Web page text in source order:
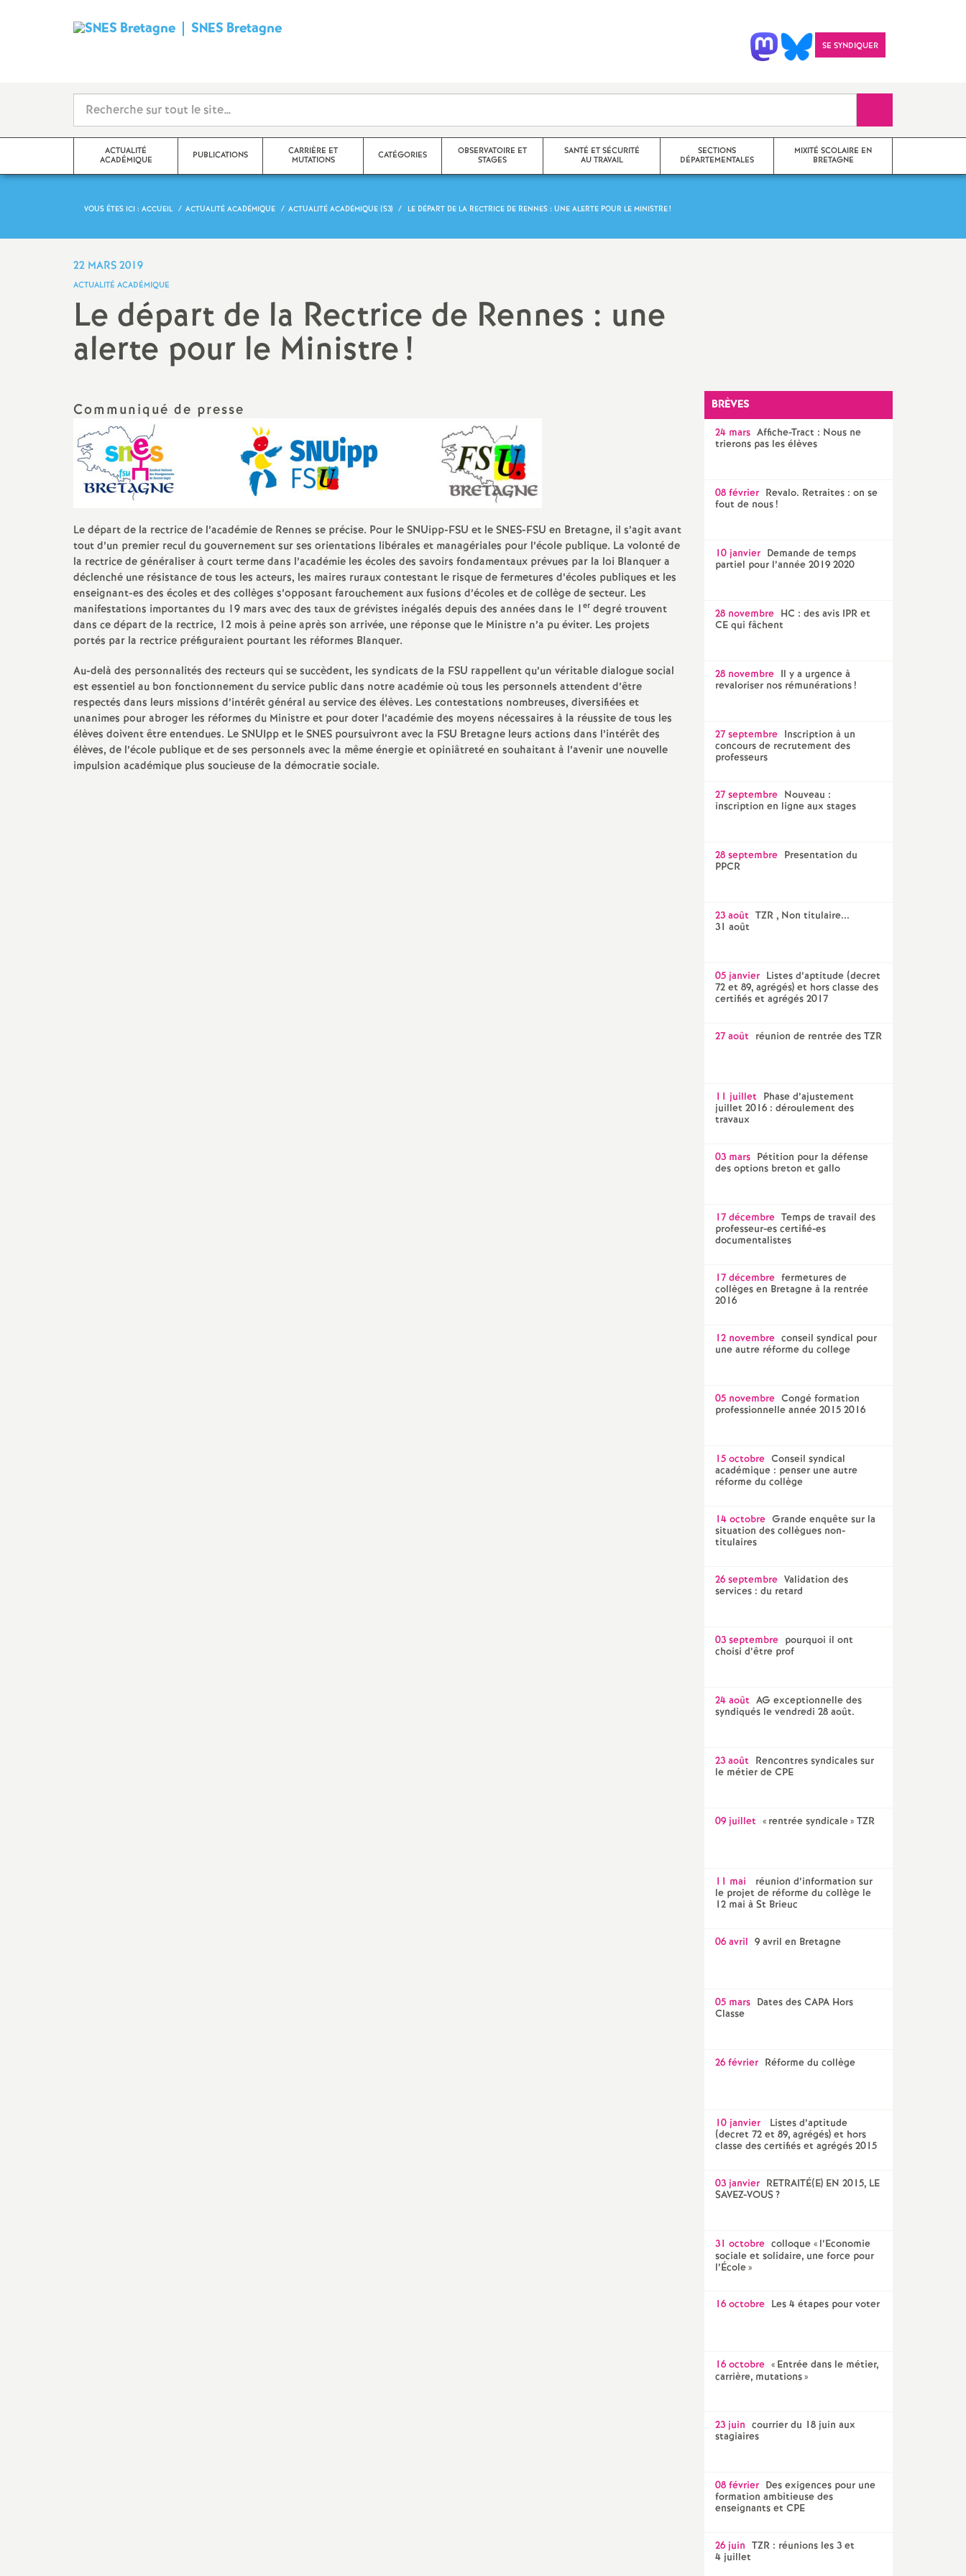
SNES BretagneS
d
i
c
N
a
i
o
n
a
l
d
e
s
E
n
SE SYNDIQUER
ACTUALITÉ
ACADÉMIQUE
Édito
Actualité académique (S3)
Lycée, bac, post bac
Adhésion
Actualité des départements
Contacter la section
académique (S3)
Retraite : la réforme de trop
Agir en CA
Lutte contre la
discrimination; Egalité
homme-femme
Congrès académique
Au BO et les circulaires
rectorales
Actions dans les
établissements
PUBLICATIONS
Archives 2023-2024
Archives 2022 2023
Archives 2021 2022
Archives 2019 2020
Archives 2017 2018
Archives 2016 -2017
Archives 2015 2016
Archives 2014 2015
Archives 2013 2014
Archives 2012 2013
Archive 2011 2012
CARRIÈRE ET
MUTATIONS
Classe exceptionnelle
Changement de corps (par
liste d’aptitude...)
Carrière
Fiches syndicales
CATÉGORIES
PsyEN
Stagiaires
AED, AESH
OBSERVATOIRE ET
STAGES
Langue régionale
SANTÉ ET SÉCURITÉ
AU TRAVAIL
SECTIONS
DÉPARTEMENTALES
MIXITÉ SCOLAIRE EN
BRETAGNE
VOUS ÊTES ICI : ACCUEIL ACTUALITÉ ACADÉMIQUE ACTUALITÉ ACADÉMIQUE (S3) LE DÉPART DE LA RECTRICE DE RENNES : UNE ALERTE POUR LE MINISTRE!
22 MARS 2019
ACTUALITÉ ACADÉMIQUE
Le départ de la Rectrice de Rennes : une
alerte pour le Ministre!
Communiqué de presse
Le départ de la rectrice de l’académie de Rennes se précise. Pour le SNUipp-FSU et le SNES-FSU en Bretagne, il s’agit avant
tout d’un premier recul du gouvernement sur ses orientations libérales et managériales pour l’école publique. La volonté de
la rectrice de généraliser à court terme dans l’académie les écoles des savoirs fondamentaux prévues par la loi Blanquer a
déclenché une résistance de tous les acteurs, les maires ruraux contestant le risque de fermetures d’écoles publiques et les
enseignant-es des écoles et des collèges s’opposant farouchement aux fusions d’écoles et de collège de secteur. Les
manifestations importantes du 19 mars avec des taux de grévistes inégalés depuis des années dans le 1er degré trouvent
dans ce départ de la rectrice, 12 mois à peine après son arrivée, une réponse que le Ministre n’a pu éviter. Les projets
portés par la rectrice préfiguraient pourtant les réformes Blanquer.
Au-delà des personnalités des recteurs qui se succèdent, les syndicats de la FSU rappellent qu’un véritable dialogue social
est essentiel au bon fonctionnement du service public dans notre académie où tous les personnels attendent d’être
respectés dans leurs missions d’intérêt général au service des élèves. Les contestations nombreuses, diversifiées et
unanimes pour abroger les réformes du Ministre et pour doter l’académie des moyens nécessaires à la réussite de tous les
élèves doivent être entendues. Le SNUIpp et le SNES poursuivront avec la FSU Bretagne leurs actions dans l’intérêt des
élèves, de l’école publique et de ses personnels avec la même énergie et opiniâtreté en souhaitant à l’avenir une nouvelle
impulsion académique plus soucieuse de la démocratie sociale.
BRÈVES
24 mars Affiche-Tract : Nous ne
trierons pas les élèves
08 février Revalo. Retraites : on se
fout de nous!
10 janvier Demande de temps
partiel pour l’année 2019 2020
28 novembre HC : des avis IPR et
CE qui fâchent
28 novembre Il y a urgence à
revaloriser nos rémunérations!
27 septembre Inscription à un
concours de recrutement des
professeurs
27 septembre Nouveau :
inscription en ligne aux stages
28 septembre Presentation du
PPCR
23 août TZR , Non titulaire...
31 août
05 janvier Listes d’aptitude (decret
72 et 89, agrégés) et hors classe des
certifiés et agrégés 2017
27 août réunion de rentrée des TZR
11 juillet Phase d’ajustement
juillet 2016 : déroulement des
travaux
03 mars Pétition pour la défense
des options breton et gallo
17 décembre Temps de travail des
professeur-es certifié-es
documentalistes
17 décembre fermetures de
collèges en Bretagne à la rentrée
2016
12 novembre conseil syndical pour
une autre réforme du college
05 novembre Congé formation
professionnelle année 2015 2016
15 octobre Conseil syndical
académique : penser une autre
réforme du collège
14 octobre Grande enquête sur la
situation des collègues non-
titulaires
26 septembre Validation des
services : du retard
03 septembre pourquoi il ont
choisi d’être prof
24 août AG exceptionnelle des
syndiqués le vendredi 28 août.
23 août Rencontres syndicales sur
le métier de CPE
09 juillet « rentrée syndicale» TZR
11 mai
réunion d’information sur
le projet de réforme du collège le
12 mai à St Brieuc
06 avril 9 avril en Bretagne
05 mars Dates des CAPA Hors
Classe
26 février Réforme du collège
10 janvier
Listes d’aptitude
(decret 72 et 89, agrégés) et hors
classe des certifiés et agrégés 2015
03 janvier RETRAITÉ(E) EN 2015, LE
SAVEZ-VOUS?
31 octobre colloque « l’Economie
sociale et solidaire, une force pour
l’École»
16 octobre Les 4 étapes pour voter
16 octobre « Entrée dans le métier,
carrière, mutations»
23 juin courrier du 18 juin aux
stagiaires
08 février Des exigences pour une
formation ambitieuse des
enseignants et CPE
26 juin TZR : réunions les 3 et
4 juillet